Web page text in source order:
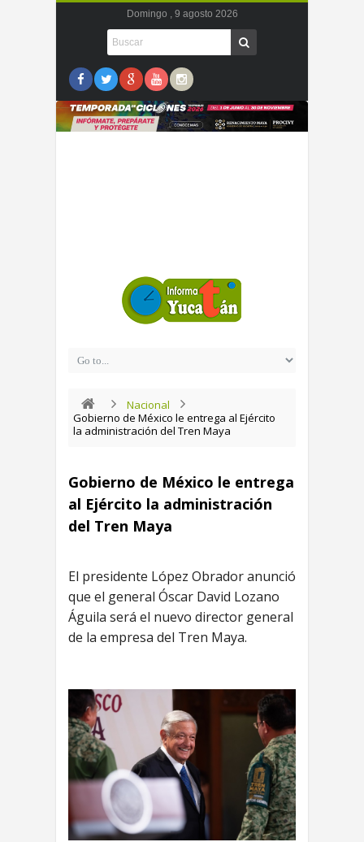
Domingo , 9 agosto 2026
Nacional
Gobierno de México le entrega al Ejército
la administración del Tren Maya
Gobierno de México le entrega
al Ejército la administración
del Tren Maya
El presidente López Obrador anunció
que el general Óscar David Lozano
Águila será el nuevo director general
de la empresa del Tren Maya.